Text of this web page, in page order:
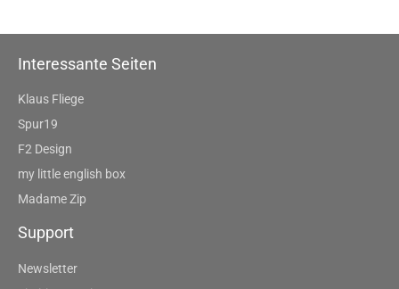
Interessante Seiten
Klaus Fliege
Spur19
F2 Design
my little english box
Madame Zip
Support
Newsletter